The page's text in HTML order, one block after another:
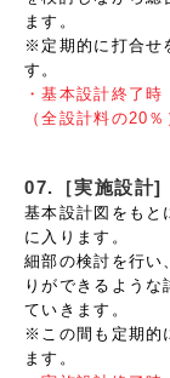
ます。
※定期的に打合せ
す。
・基本設計終了
（全設計料の20％
07.［実施設計]
基本設計図をもと
に入ります。
細部の検討を行い
りができるような
ていきます。
※この間も定期的
ます。